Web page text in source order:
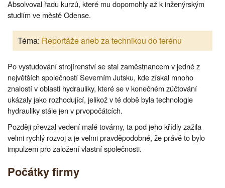
Absolvoval řadu kurzů, které mu dopomohly až k inženýrským
studiím ve městě Odense.
Téma: Reportáže aneb za technikou do terénu
Po vystudování strojírenství se stal zaměstnancem v jedné z
největších společností Severním Jutsku, kde získal mnoho
znalostí v oblasti hydrauliky, které se v konečném zúčtování
ukázaly jako rozhodující, jelikož v té době byla technologie
hydrauliky stále jen v prvopočátcích.
Později převzal vedení malé továrny, ta pod jeho křídly zažila
velmi rychlý rozvoj a je velmi pravděpodobné, že právě to bylo
impulzem pro založení vlastní společnosti.
Počátky firmy